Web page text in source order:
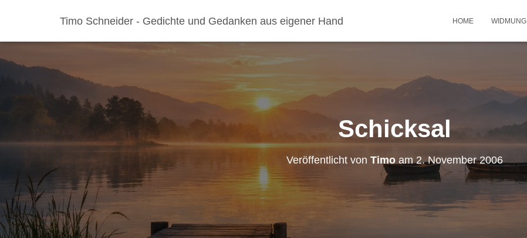
Timo Schneider - Gedichte und Gedanken aus eigener Hand HOME WIDMUNG
Schicksal
Veröffentlicht von Timoam2. November 2006